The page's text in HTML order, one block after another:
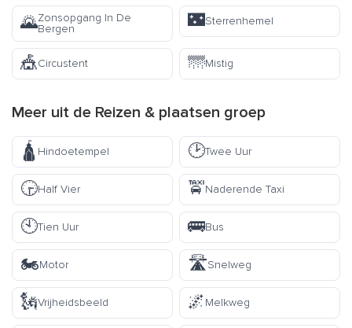
🌄Zonsopgang In De
Bergen
🌃Sterrenhemel
🎪Circustent 🌁Mistig
Meer uit de Reizen & plaatsen groep
🛕 Hindoetempel 🕑Twee Uur
🕞Half Vier 🚖Naderende Taxi
🕙Tien Uur 🚌Bus
🏍️Motor 🛣️Snelweg
🗽Vrijheidsbeeld 🌌Melkweg